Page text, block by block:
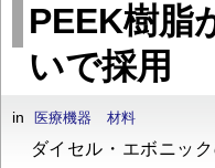
PEEK樹脂
いで採用
in 医療機器 材料
ダイセル・エボニッ